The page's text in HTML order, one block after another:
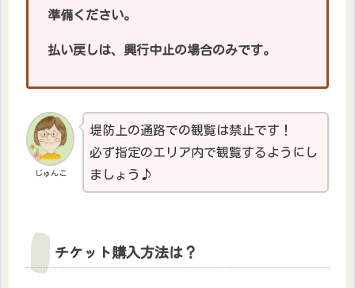
準備ください。
払い戻しは、興行中止の場合のみです。
じゅんこ
堤防上の通路での観覧は禁止です！
必ず指定のエリア内で観覧するようにし
ましょう♪
チケット購入方法は？